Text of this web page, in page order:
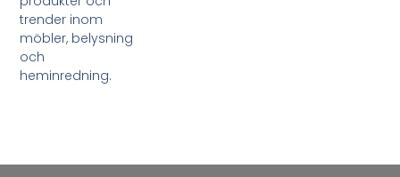
trender inom
möbler, belysning
och
heminredning.